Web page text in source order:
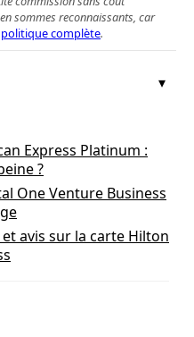
sommes reconnaissants, car
politique complète.
Express Platinum :
?
One Venture Business
avis sur la carte Hilton